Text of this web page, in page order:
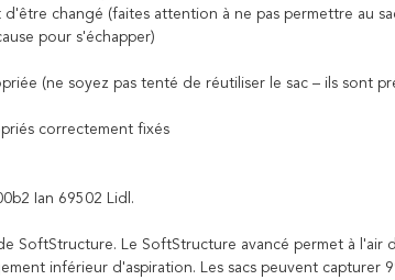
changé (faites attention à ne pas permettre au
pour s'échapper)
(ne soyez pas tenté de réutiliser le sac – ils sont
correctement fixés
Ian 69502 Lidl.
SoftStructure. Le SoftStructure avancé permet à l'air
inférieur d'aspiration. Les sacs peuvent capturer